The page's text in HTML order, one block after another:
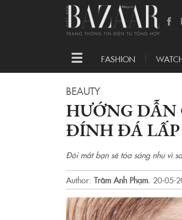
Toggle
navigation
FASHION
BEAUTY
HƯỚNG
ĐÍNH ĐÁ
Đôi mắt bạn sẽ tỏa sáng như vì
Author: Trâm Anh Phạm. 20-05-